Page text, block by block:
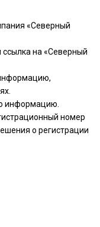
«Северный
на «Северный
информацию.
номер
о регистрации